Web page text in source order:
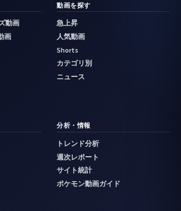
動画
画
動画を探す
急上昇
人気動画
Shorts
カテゴリ別
ニュース
分析・情報
トレンド分析
週次レポート
サイト統計
ポケモン動画ガイド